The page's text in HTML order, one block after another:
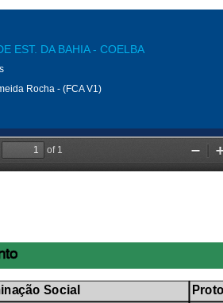
EST. DA BAHIA - COELBA
Rocha - (FCA V1)